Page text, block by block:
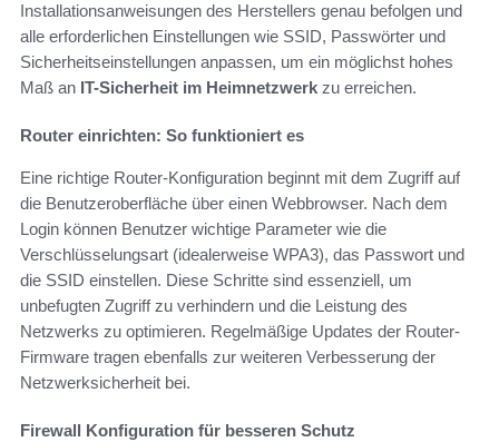
Installationsanweisungen des Herstellers genau befolgen und
alle erforderlichen Einstellungen wie SSID, Passwörter und
Sicherheitseinstellungen anpassen, um ein möglichst hohes
Maß an IT-Sicherheit im Heimnetzwerk zu erreichen.
Router einrichten: So funktioniert es
Eine richtige Router-Konfiguration beginnt mit dem Zugriff auf
die Benutzeroberfläche über einen Webbrowser. Nach dem
Login können Benutzer wichtige Parameter wie die
Verschlüsselungsart (idealerweise WPA3), das Passwort und
die SSID einstellen. Diese Schritte sind essenziell, um
unbefugten Zugriff zu verhindern und die Leistung des
Netzwerks zu optimieren. Regelmäßige Updates der Router-
Firmware tragen ebenfalls zur weiteren Verbesserung der
Netzwerksicherheit bei.
Firewall Konfiguration für besseren Schutz